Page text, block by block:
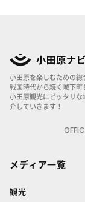
小田原を楽しむための総
戦国時代から続く城下町
小田原観光にピッタリ
介していきます！
メディア一覧
観光